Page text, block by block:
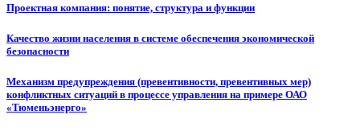
Проектная компания: понятие, структура и функции
Качество жизни населения в системе обеспечения экономической
безопасности
Механизм предупреждения (превентивности, превентивных мер)
конфликтных ситуаций в процессе управления на примере ОАО
«Тюменьэнерго»